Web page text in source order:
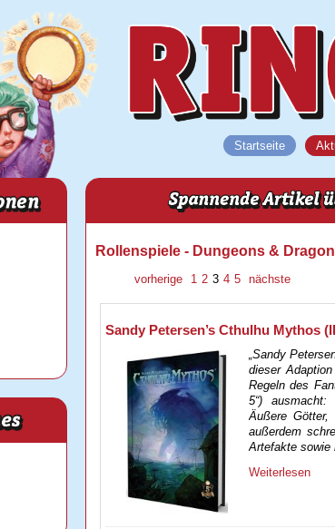
Startseite
Rollenspiele - Dungeons &
vorherige 1 2 3 4 5 nächste
Sandy Petersen’s Cthulhu Mythos
„Sandy
dieser
Regeln des
5“) ausmacht:
Äußere Götter,
außerdem
Artefakte sowie
Weiterlesen